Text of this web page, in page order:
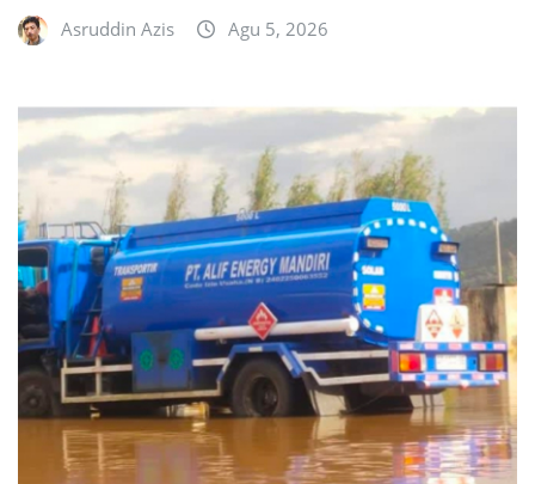
Asruddin Azis Agu 5, 2026